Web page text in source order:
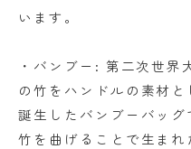
います。
・バンブー: 第二次世界
の竹をハンドルの素材
誕生したバンブーバッ
竹を曲げることで生まれ